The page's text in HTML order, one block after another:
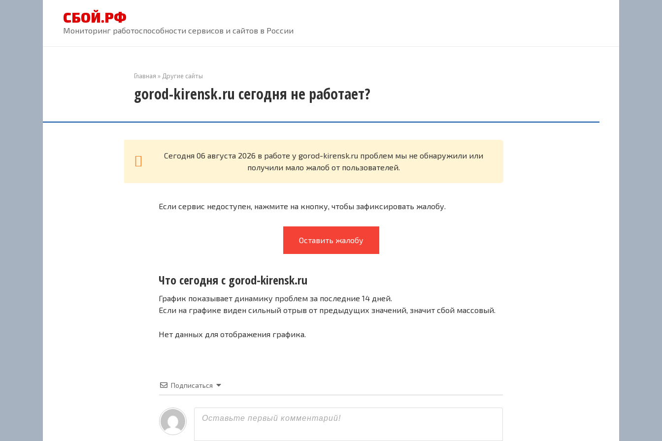
СБОЙ.РФ
Мониторинг работоспособности сервисов и сайтов в России
Главная » Другие сайты
gorod-kirensk.ru сегодня не работает?
Cегодня 06 августа 2026 в работе у gorod-kirensk.ru проблем мы не обнаружили или
получили мало жалоб от пользователей.
Если сервис недоступен, нажмите на кнопку, чтобы зафиксировать жалобу.
Оставить жалобу
Что сегодня с gorod-kirensk.ru
График показывает динамику проблем за последние 14 дней.
Если на графике виден сильный отрыв от предыдущих значений, значит сбой массовый.
Нет данных для отображения графика.
Подписаться